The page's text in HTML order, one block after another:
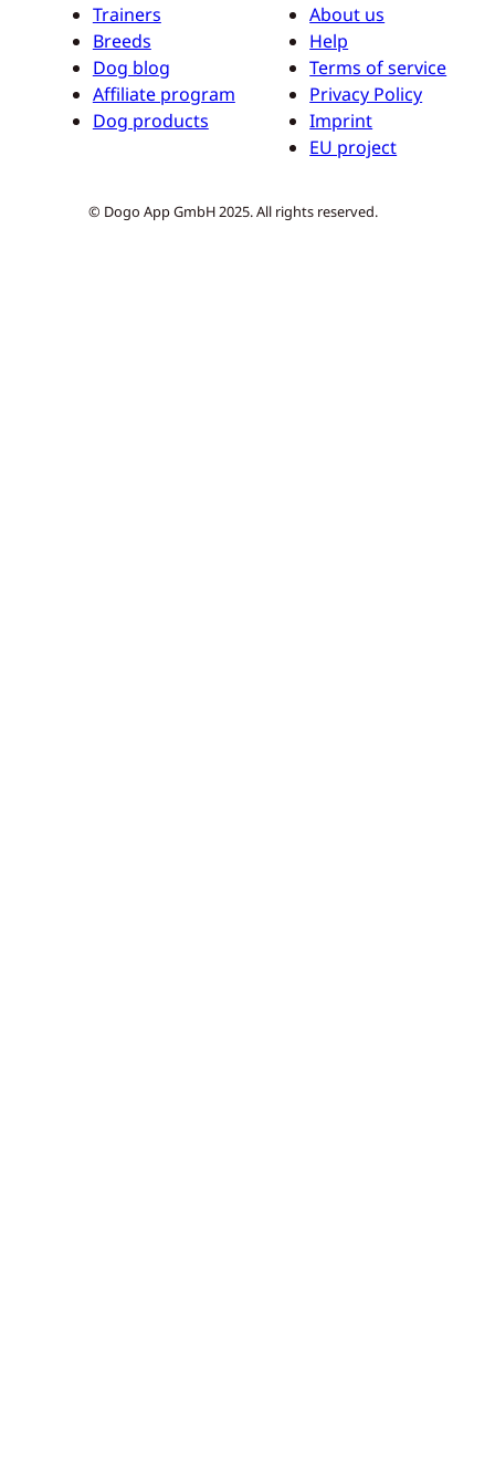
Trainers
Breeds
Dog blog
Affiliate program
Dog products
About us
Help
Terms of service
Privacy Policy
Imprint
EU project
© Dogo App GmbH 2025. All rights reserved.